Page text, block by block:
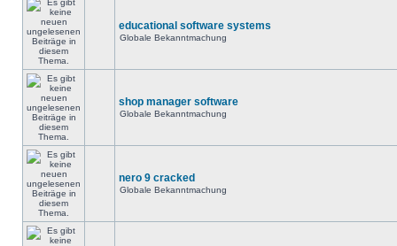
educational software systems
Globale Bekanntmachung
shop manager software
Globale Bekanntmachung
nero 9 cracked
Globale Bekanntmachung